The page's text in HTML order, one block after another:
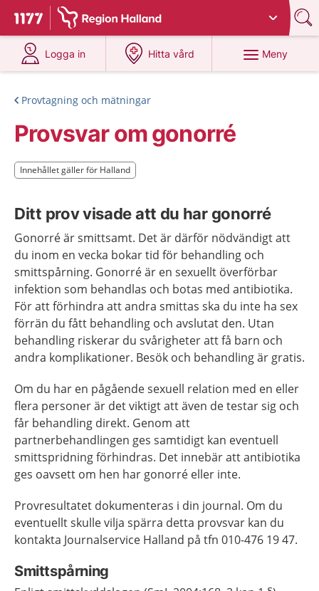
Till startsidan för 1177
Du har valt region Halland
Logga in
på 1177.se
Hitta vård
på 1177.se
Meny
Provtagning och mätningar
Provsvar om gonorré
Innehållet gäller för Halland
Innehållet gäller för Halland
Ditt prov visade att du har gonorré
Gonorré är smittsamt. Det är därför nödvändigt att
du inom en vecka bokar tid för behandling och
smittspårning. Gonorré är en sexuellt överförbar
infektion som behandlas och botas med antibiotika.
För att förhindra att andra smittas ska du inte ha sex
förrän du fått behandling och avslutat den. Utan
behandling riskerar du svårigheter att få barn och
andra komplikationer. Besök och behandling är gratis.
Om du har en pågående sexuell relation med en eller
flera personer är det viktigt att även de testar sig och
får behandling direkt. Genom att
partnerbehandlingen ges samtidigt kan eventuell
smittspridning förhindras. Det innebär att antibiotika
ges oavsett om hen har gonorré eller inte.
Provresultatet dokumenteras i din journal. Om du
eventuellt skulle vilja spärra detta provsvar kan du
kontakta Journalservice Halland på tfn 010-476 19 47.
Smittspårning